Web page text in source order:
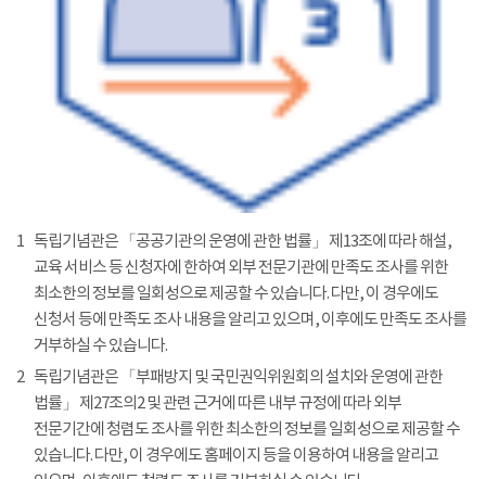
1 독립기념관은 「공공기관의 운영에 관한 법률」 제13조에 따라 해설,
교육 서비스 등 신청자에 한하여 외부 전문기관에 만족도 조사를 위한
최소한의 정보를 일회성으로 제공할 수 있습니다. 다만, 이 경우에도
신청서 등에 만족도 조사 내용을 알리고 있으며, 이후에도 만족도 조사를
거부하실 수 있습니다.
2 독립기념관은 「부패방지 및 국민권익위원회의 설치와 운영에 관한
법률」 제27조의2 및 관련 근거에 따른 내부 규정에 따라 외부
전문기간에 청렴도 조사를 위한 최소한의 정보를 일회성으로 제공할 수
있습니다. 다만, 이 경우에도 홈페이지 등을 이용하여 내용을 알리고